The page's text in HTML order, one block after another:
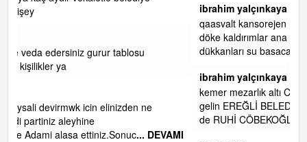
ibrahim yalçınkaya
qaasvalt kansorejen madde mahalle aralarında asvalt döke
döke kaldırımlar ana yoldan aşağıda kaldı bi yağmurda
dükkanları su basacak ma
ibrahim yalçınkaya
kemer mezarlık altı CİĞİRLİK deniz kenarına giden yola
gelin EREĞLİ BELEDİYESİ o boruları zamanında tüm ereğli
de RUHİ CÖBEKOĞLU